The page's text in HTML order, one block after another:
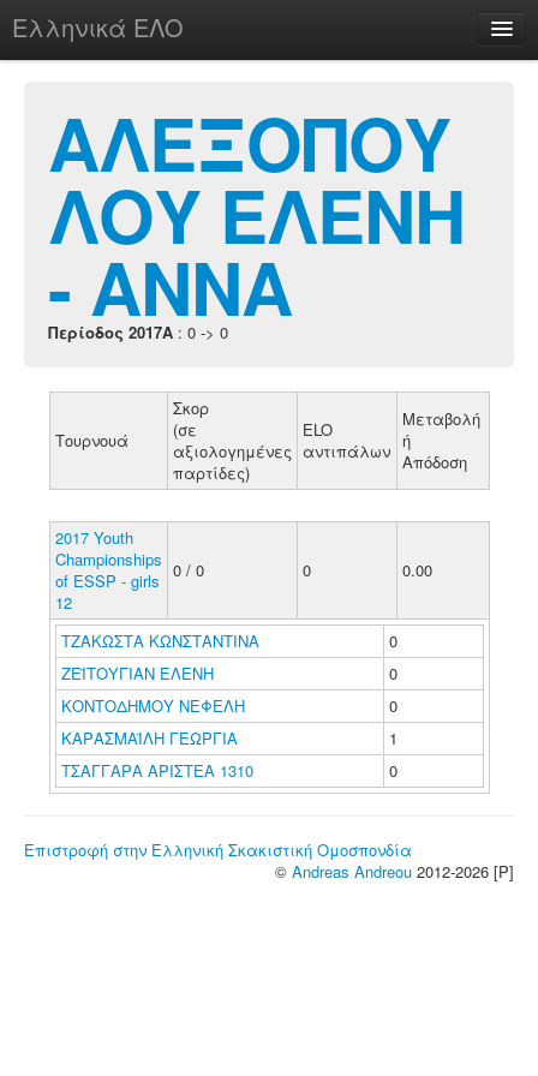
Ελληνικά ΕΛΟ
chesstu.be @ discord
Login
ΑΛΕΞΟΠΟΥ
ΛΟΥ ΕΛΕΝΗ
- ΑΝΝΑ
Περίοδος 2017A : 0 -> 0
Τουρνουά
Σκορ
(σε
αξιολογημένες
παρτίδες)
ELO
αντιπάλων
Μεταβολή
ή
Απόδοση
2017 Youth
Championships
of ESSP - girls
12
0 / 0 0 0.00
ΤΖΑΚΩΣΤΑ ΚΩΝΣΤΑΝΤΙΝΑ
0
ΖΕΪΤΟΥΓΙΑΝ ΕΛΕΝΗ
0
ΚΟΝΤΟΔΗΜΟΥ ΝΕΦΕΛΗ
0
ΚΑΡΑΣΜΑΪΛΗ ΓΕΩΡΓΙΑ
1
ΤΣΑΓΓΑΡΑ ΑΡΙΣΤΕΑ 1310
0
Επιστροφή στην Ελληνική Σκακιστική Ομοσπονδία
© Andreas Andreou 2012-2026 [P]